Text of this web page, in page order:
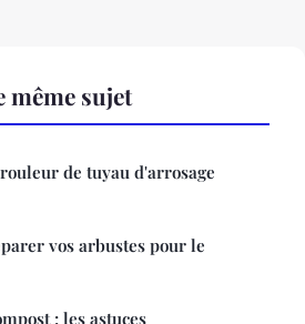
sujet
de tuyau d'arrosage
vos arbustes pour le
: les astuces